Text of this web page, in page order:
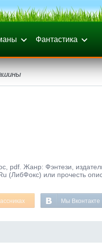
Фантастика
pdf. Жанр: Фэнтези,
(ЛибФокс) или прочесть
Мы Вконтакте